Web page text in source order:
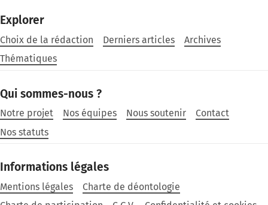
Explorer
Choix de la rédaction Derniers articles
Archives
Thématiques
Qui sommes-nous ?
Notre projet Nos équipes Nous soutenir
Contact
Nos statuts
Informations légales
Mentions légales
Charte de déontologie